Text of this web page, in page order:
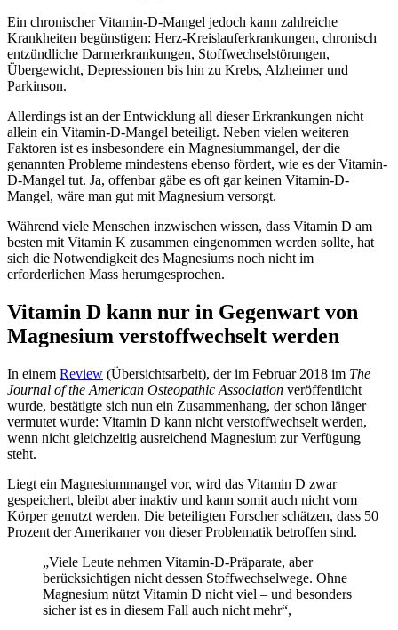
Ein chronischer Vitamin-D-Mangel jedoch kann zahlreiche
Krankheiten begünstigen: Herz-Kreislauferkrankungen, chronisch
entzündliche Darmerkrankungen, Stoffwechselstörungen,
Übergewicht, Depressionen bis hin zu Krebs, Alzheimer und
Parkinson.
Allerdings ist an der Entwicklung all dieser Erkrankungen nicht
allein ein Vitamin-D-Mangel beteiligt. Neben vielen weiteren
Faktoren ist es insbesondere ein Magnesiummangel, der die
genannten Probleme mindestens ebenso fördert, wie es der Vitamin-
D-Mangel tut. Ja, offenbar gäbe es oft gar keinen Vitamin-D-
Mangel, wäre man gut mit Magnesium versorgt.
Während viele Menschen inzwischen wissen, dass Vitamin D am
besten mit Vitamin K zusammen eingenommen werden sollte, hat
sich die Notwendigkeit des Magnesiums noch nicht im
erforderlichen Mass herumgesprochen.
Vitamin D kann nur in Gegenwart von
Magnesium verstoffwechselt werden
In einem Review (Übersichtsarbeit), der im Februar 2018 im The
Journal of the American Osteopathic Association veröffentlicht
wurde, bestätigte sich nun ein Zusammenhang, der schon länger
vermutet wurde: Vitamin D kann nicht verstoffwechselt werden,
wenn nicht gleichzeitig ausreichend Magnesium zur Verfügung
steht.
Liegt ein Magnesiummangel vor, wird das Vitamin D zwar
gespeichert, bleibt aber inaktiv und kann somit auch nicht vom
Körper genutzt werden. Die beteiligten Forscher schätzen, dass 50
Prozent der Amerikaner von dieser Problematik betroffen sind.
„Viele Leute nehmen Vitamin-D-Präparate, aber
berücksichtigen nicht dessen Stoffwechselwege. Ohne
Magnesium nützt Vitamin D nicht viel – und besonders
sicher ist es in diesem Fall auch nicht mehr“,